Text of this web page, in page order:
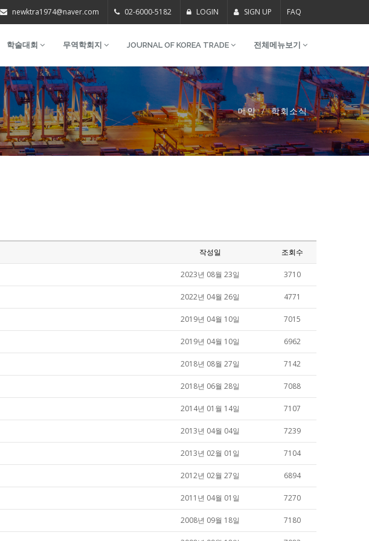
newktra1974@naver.com 02-6000-5182 LOGIN SIGN UP FAQ
학술대회 무역학회지 JOURNAL OF KOREA TRADE 전체메뉴보기
메인 학회소식
작성일 조회수
2023년 08월 23일 3710
2022년 04월 26일 4771
2019년 04월 10일 7015
2019년 04월 10일 6962
2018년 08월 27일 7142
2018년 06월 28일 7088
2014년 01월 14일 7107
2013년 04월 04일 7239
2013년 02월 01일 7104
2012년 02월 27일 6894
2011년 04월 01일 7270
2008년 09월 18일 7180